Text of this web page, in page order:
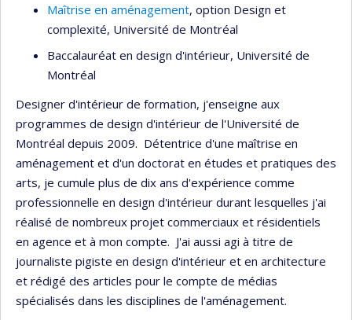
Maîtrise en aménagement, option Design et
complexité, Université de Montréal
Baccalauréat en design d'intérieur, Université de
Montréal
Designer d'intérieur de formation, j'enseigne aux
programmes de design d'intérieur de l'Université de
Montréal depuis 2009. Détentrice d'une maîtrise en
aménagement et d'un doctorat en études et pratiques des
arts, je cumule plus de dix ans d'expérience comme
professionnelle en design d'intérieur durant lesquelles j'ai
réalisé de nombreux projet commerciaux et résidentiels
en agence et à mon compte. J'ai aussi agi à titre de
journaliste pigiste en design d'intérieur et en architecture
et rédigé des articles pour le compte de médias
spécialisés dans les disciplines de l'aménagement.